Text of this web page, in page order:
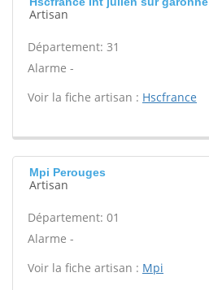
Artisan
Département: 31
Alarme -
Voir la fiche artisan : Hscfrance
Mpi Perouges
Artisan
Département: 01
Alarme -
Voir la fiche artisan : Mpi